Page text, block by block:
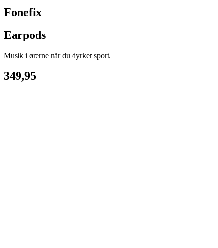
Fonefix
Earpods
Musik i ørerne når du dyrker sport.
349,95